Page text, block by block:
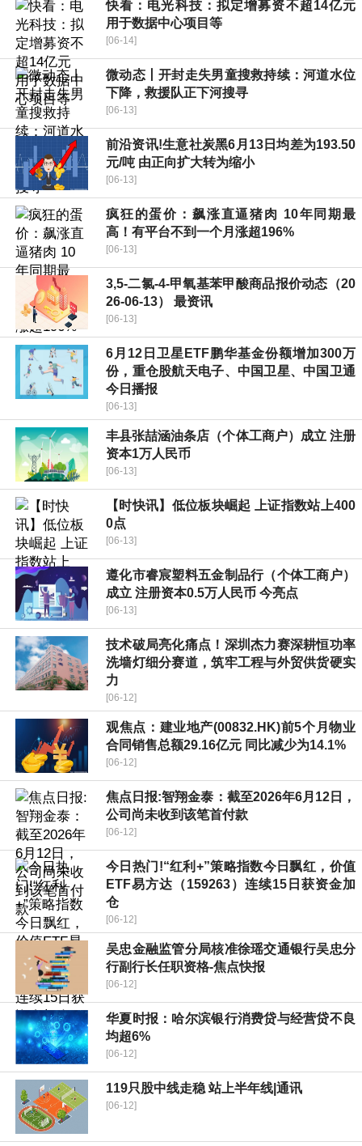
快看：电光科技：拟定增募资不超14亿元
用于数据中心项目等
[06-14]
微动态丨开封走失男童搜救持续：河道水位
下降，救援队正下河搜寻
[06-13]
前沿资讯!生意社炭黑6月13日均差为193.50
元/吨 由正向扩大转为缩小
[06-13]
疯狂的蛋价：飙涨直逼猪肉 10年同期最
高！有平台不到一个月涨超196%
[06-13]
3,5-二氯-4-甲氧基苯甲酸商品报价动态（20
26-06-13） 最资讯
[06-13]
6月12日卫星ETF鹏华基金份额增加300万
份，重仓股航天电子、中国卫星、中国卫通
今日播报
[06-13]
丰县张喆涵油条店（个体工商户）成立 注册
资本1万人民币
[06-13]
【时快讯】低位板块崛起 上证指数站上400
0点
[06-13]
遵化市睿宸塑料五金制品行（个体工商户）
成立 注册资本0.5万人民币 今亮点
[06-13]
技术破局亮化痛点！深圳杰力赛深耕恒功率
洗墙灯细分赛道，筑牢工程与外贸供货硬实
力
[06-12]
观焦点：建业地产(00832.HK)前5个月物业
合同销售总额29.16亿元 同比减少为14.1%
[06-12]
焦点日报:智翔金泰：截至2026年6月12日，
公司尚未收到该笔首付款
[06-12]
今日热门!“红利+”策略指数今日飘红，价值
ETF易方达（159263）连续15日获资金加
仓
[06-12]
吴忠金融监管分局核准徐瑶交通银行吴忠分
行副行长任职资格-焦点快报
[06-12]
华夏时报：哈尔滨银行消费贷与经营贷不良
均超6%
[06-12]
119只股中线走稳 站上半年线|通讯
[06-12]